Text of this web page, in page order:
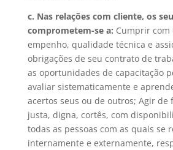
c. Nas relações com cliente, os
comprometem-se a: Cumprir com
empenho, qualidade técnica e
obrigações de seu contrato de
as oportunidades de capacitação
avaliar sistematicamente e
acertos seus ou de outros; Agir de
justa, digna, cortês, com
todas as pessoas com as quais se
internamente e externamente,